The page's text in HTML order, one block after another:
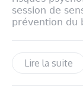
session de
prévention du
Lire la suite